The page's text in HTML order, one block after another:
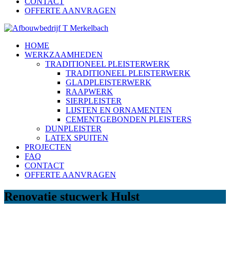
OFFERTE AANVRAGEN
HOME
WERKZAAMHEDEN
TRADITIONEEL PLEISTERWERK
TRADITIONEEL PLEISTERWERK
GLADPLEISTERWERK
RAAPWERK
SIERPLEISTER
LIJSTEN EN ORNAMENTEN
CEMENTGEBONDEN PLEISTERS
DUNPLEISTER
LATEX SPUITEN
PROJECTEN
FAQ
CONTACT
OFFERTE AANVRAGEN
Renovatie stucwerk Hulst